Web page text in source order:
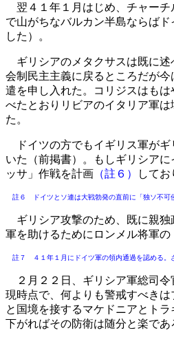
翌４１年１月はじめ、チャーチ
で山がちなバルカン半島ならば
した）。
ギリシアのメタクサスは既に述
会制民主主義に戻るところだが
遣を申し入れた。コリジスはも
べたとおりリビアのイタリア軍
た。
ドイツの方でもイギリス軍がギ
いた（前掲書）。もしギリシア
ッサ」作戦を計画 （註６） して
註６ ドイツとソ連は大戦勃発の直前に「独ソ不可
ギリシア攻撃のため、既に親独
軍を助けるためにロンメル将軍の
註７ ４１年１月にドイツ軍の領内通過を認める。
２月２２日、ギリシア軍総司令
現時点で、何よりも警戒すべき
と国境を接するマケドニアとト
下がればその防衛は随分と楽で